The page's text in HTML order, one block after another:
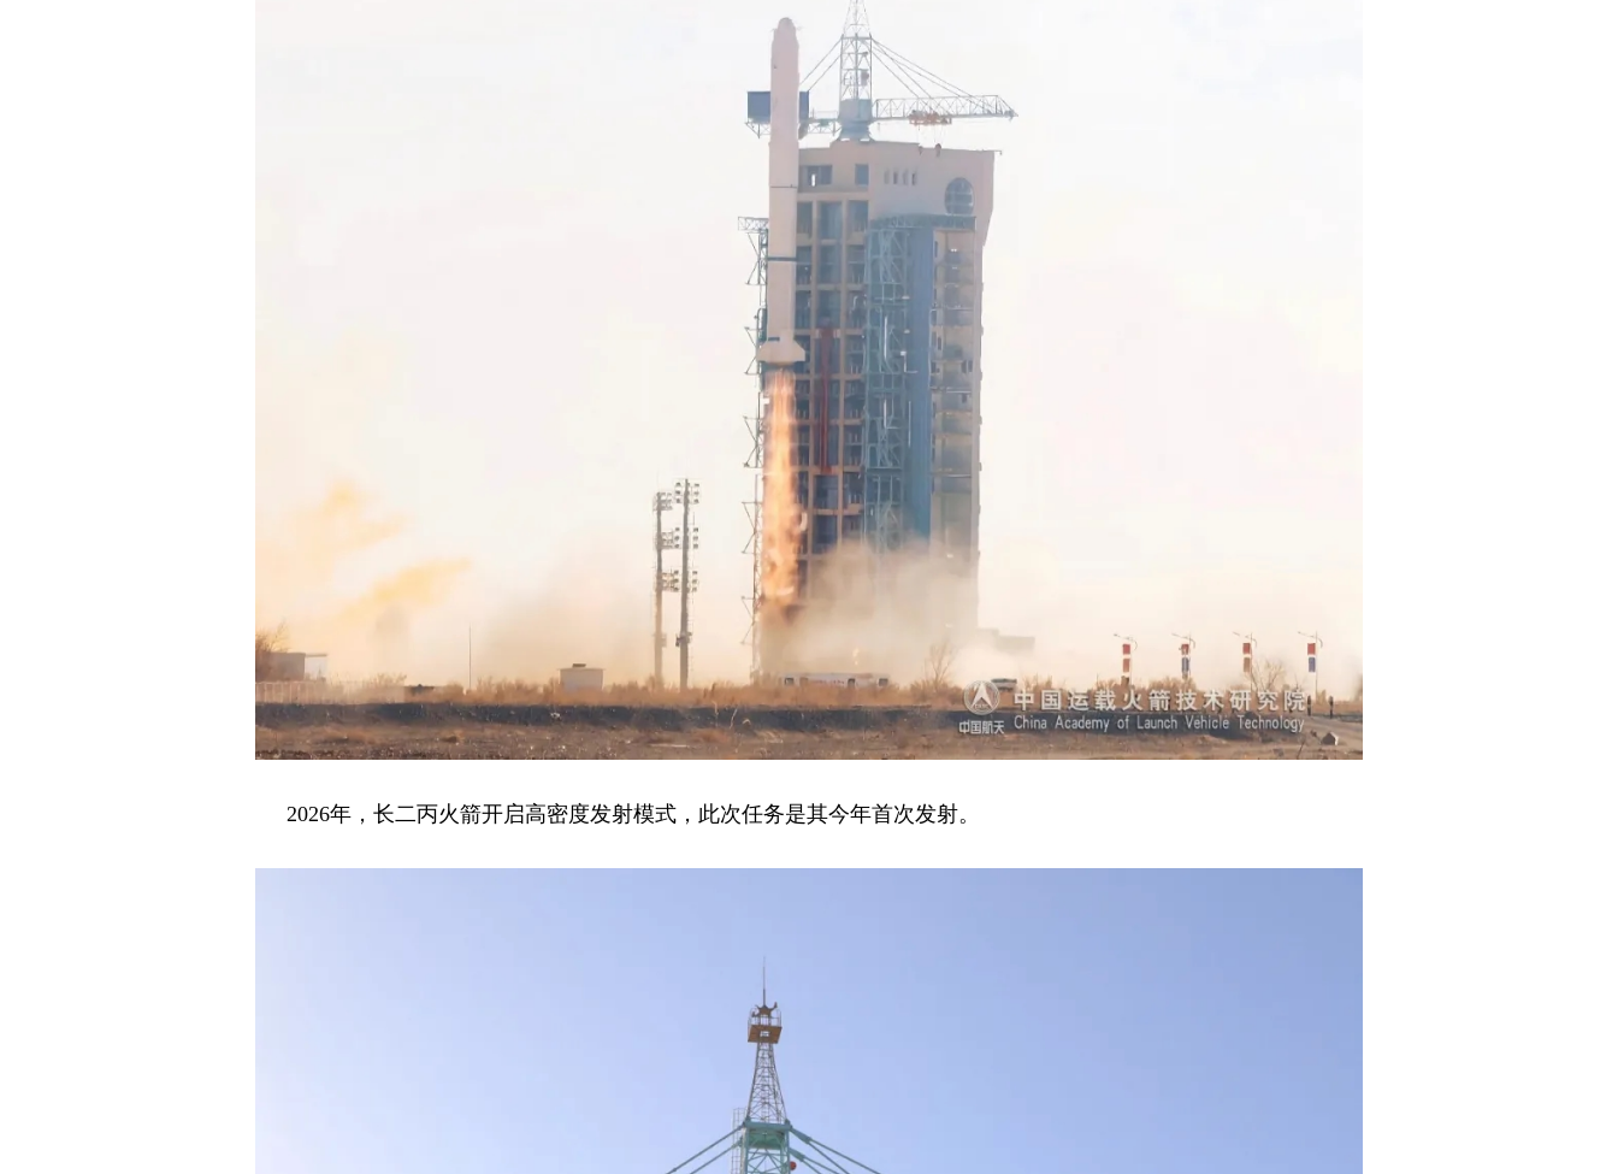
2026年，长二丙火箭开启高密度发射模式，此次任务是其今年首次发射。